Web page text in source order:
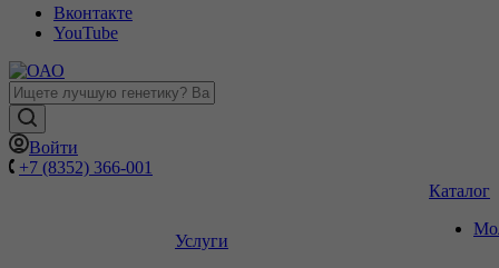
Вконтакте
YouTube
Войти
+7 (8352) 366-001
Услуги
Каталог